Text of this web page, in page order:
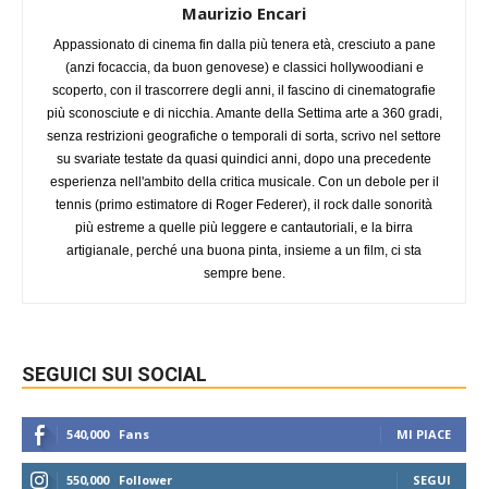
Maurizio Encari
Appassionato di cinema fin dalla più tenera età, cresciuto a pane
(anzi focaccia, da buon genovese) e classici hollywoodiani e
scoperto, con il trascorrere degli anni, il fascino di cinematografie
più sconosciute e di nicchia. Amante della Settima arte a 360 gradi,
senza restrizioni geografiche o temporali di sorta, scrivo nel settore
su svariate testate da quasi quindici anni, dopo una precedente
esperienza nell'ambito della critica musicale. Con un debole per il
tennis (primo estimatore di Roger Federer), il rock dalle sonorità
più estreme a quelle più leggere e cantautoriali, e la birra
artigianale, perché una buona pinta, insieme a un film, ci sta
sempre bene.
SEGUICI SUI SOCIAL
540,000 Fans MI PIACE
550,000 Follower SEGUI